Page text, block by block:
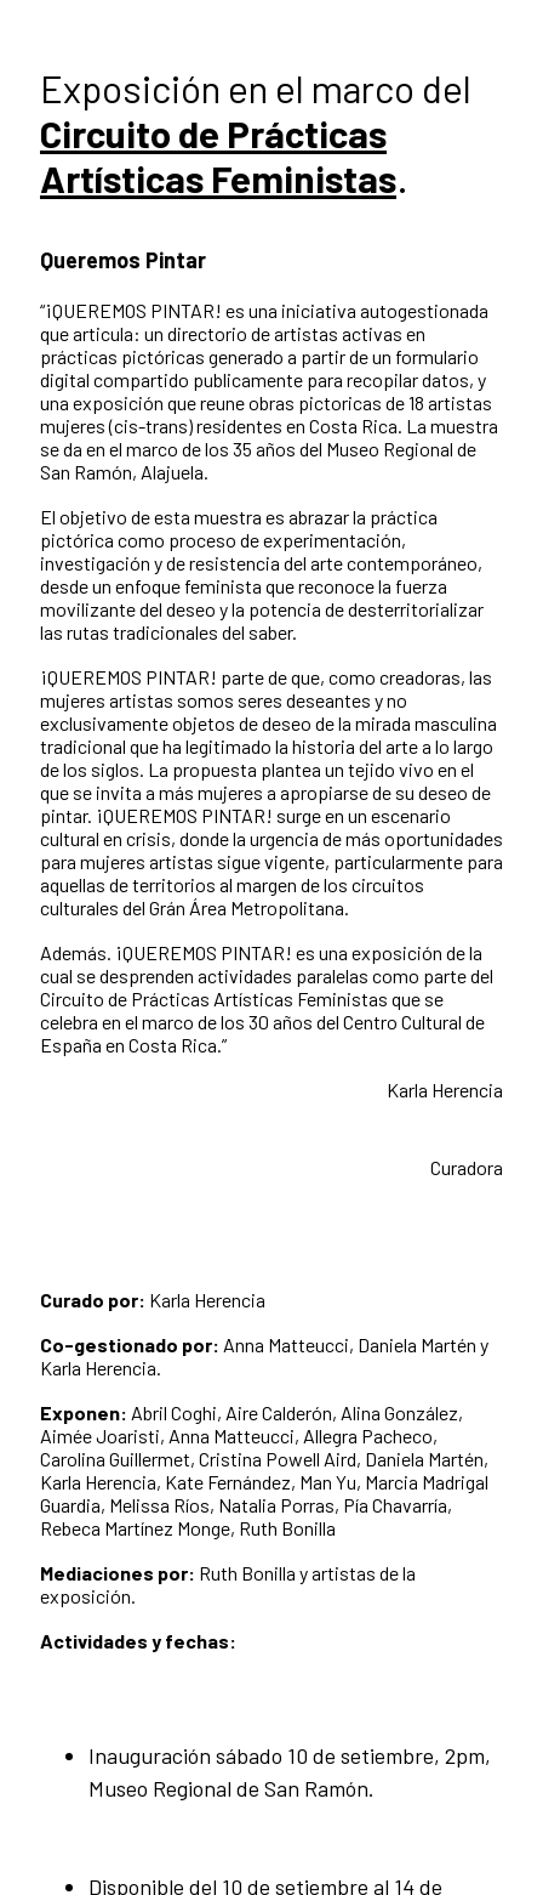
Exposición en el marco del
Circuito de Prácticas
Artísticas Feministas.
Queremos Pintar
“¡QUEREMOS PINTAR! es una iniciativa autogestionada
que articula: un directorio de artistas activas en
prácticas pictóricas generado a partir de un formulario
digital compartido publicamente para recopilar datos, y
una exposición que reune obras pictoricas de 18 artistas
mujeres (cis-trans) residentes en Costa Rica. La muestra
se da en el marco de los 35 años del Museo Regional de
San Ramón, Alajuela.
El objetivo de esta muestra es abrazar la práctica
pictórica como proceso de experimentación,
investigación y de resistencia del arte contemporáneo,
desde un enfoque feminista que reconoce la fuerza
movilizante del deseo y la potencia de desterritorializar
las rutas tradicionales del saber.
¡QUEREMOS PINTAR! parte de que, como creadoras, las
mujeres artistas somos seres deseantes y no
exclusivamente objetos de deseo de la mirada masculina
tradicional que ha legitimado la historia del arte a lo largo
de los siglos. La propuesta plantea un tejido vivo en el
que se invita a más mujeres a apropiarse de su deseo de
pintar. ¡QUEREMOS PINTAR! surge en un escenario
cultural en crisis, donde la urgencia de más oportunidades
para mujeres artistas sigue vigente, particularmente para
aquellas de territorios al margen de los circuitos
culturales del Grán Área Metropolitana.
Además. ¡QUEREMOS PINTAR! es una exposición de la
cual se desprenden actividades paralelas como parte del
Circuito de Prácticas Artísticas Feministas que se
celebra en el marco de los 30 años del Centro Cultural de
España en Costa Rica.”
Karla Herencia
Curadora
Curado por: Karla Herencia
Co-gestionado por: Anna Matteucci, Daniela Martén y
Karla Herencia.
Exponen: Abril Coghi, Aire Calderón, Alina González,
Aimée Joaristi, Anna Matteucci, Allegra Pacheco,
Carolina Guillermet, Cristina Powell Aird, Daniela Martén,
Karla Herencia, Kate Fernández, Man Yu, Marcia Madrigal
Guardia, Melissa Ríos, Natalia Porras, Pía Chavarría,
Rebeca Martínez Monge, Ruth Bonilla
Mediaciones por: Ruth Bonilla y artistas de la
exposición.
Actividades y fechas:
Inauguración sábado 10 de setiembre, 2pm,
Museo Regional de San Ramón.
Disponible del 10 de setiembre al 14 de